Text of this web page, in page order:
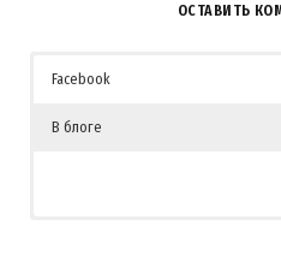
ОСТАВИТЬ
Facebook
В блоге